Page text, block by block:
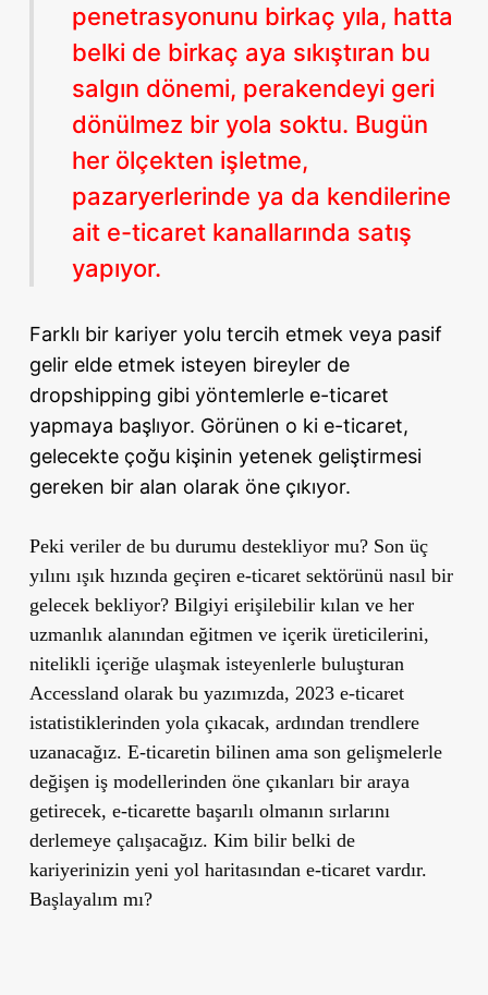
penetrasyonunu birkaç yıla, hatta
belki de birkaç aya sıkıştıran bu
salgın dönemi, perakendeyi geri
dönülmez bir yola soktu. Bugün
her ölçekten işletme,
pazaryerlerinde ya da kendilerine
ait e-ticaret kanallarında satış
yapıyor.
Farklı bir kariyer yolu tercih etmek veya pasif
gelir elde etmek isteyen bireyler de
dropshipping gibi yöntemlerle e-ticaret
yapmaya başlıyor. Görünen o ki e-ticaret,
gelecekte çoğu kişinin yetenek geliştirmesi
gereken bir alan olarak öne çıkıyor.
Peki veriler de bu durumu destekliyor mu? Son üç
yılını ışık hızında geçiren e-ticaret sektörünü nasıl bir
gelecek bekliyor? Bilgiyi erişilebilir kılan ve her
uzmanlık alanından eğitmen ve içerik üreticilerini,
nitelikli içeriğe ulaşmak isteyenlerle buluşturan
Accessland olarak bu yazımızda, 2023 e-ticaret
istatistiklerinden yola çıkacak, ardından trendlere
uzanacağız. E-ticaretin bilinen ama son gelişmelerle
değişen iş modellerinden öne çıkanları bir araya
getirecek, e-ticarette başarılı olmanın sırlarını
derlemeye çalışacağız. Kim bilir belki de
kariyerinizin yeni yol haritasından e-ticaret vardır.
Başlayalım mı?